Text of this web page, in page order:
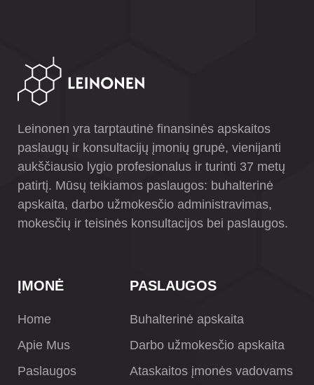
Leinonen yra tarptautinė finansinės apskaitos
paslaugų ir konsultacijų įmonių grupė, vienijanti
aukščiausio lygio profesionalus ir turinti 37 metų
patirtį. Mūsų teikiamos paslaugos: buhalterinė
apskaita, darbo užmokesčio administravimas,
mokesčių ir teisinės konsultacijos bei paslaugos.
ĮMONĖ
Home
Apie Mus
Paslaugos
PASLAUGOS
Buhalterinė apskaita
Darbo užmokesčio apskaita
Ataskaitos įmonės vadovams